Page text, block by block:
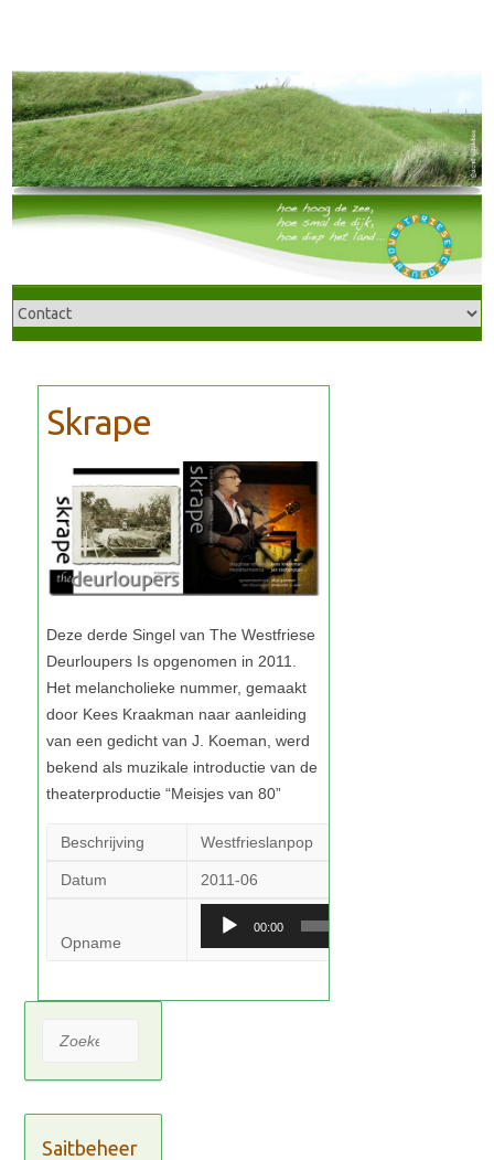
Beschrijving Westfrieslanpop
Datum 2011-06
Opname
Audiospeler
00:00
Zoeken
Saitbeheer